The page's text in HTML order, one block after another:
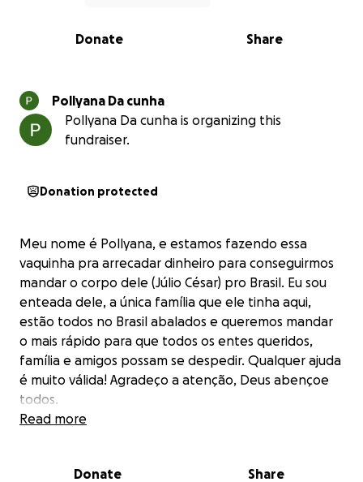
0% complete
Share
Donate
Pollyana Da cunha
Pollyana Da cunha is organizing this
fundraiser.
Donation protected
Meu nome é Pollyana, e estamos fazendo essa
vaquinha pra arrecadar dinheiro para conseguirmos
mandar o corpo dele (Júlio César) pro Brasil. Eu sou
enteada dele, a única família que ele tinha aqui,
estão todos no Brasil abalados e queremos mandar
o mais rápido para que todos os entes queridos,
família e amigos possam se despedir. Qualquer ajuda
é muito válida! Agradeço a atenção, Deus abençoe
todos.
Read more
Donate Share